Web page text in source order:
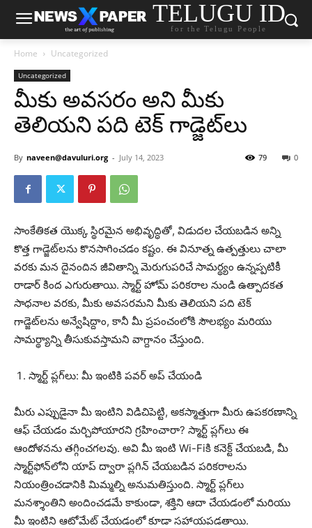
TELUGU ID
for the Telugu People
Home Uncategorized
Uncategorized
మీకు అవసరం అని మీకు
తెలియని పది టెక్ గాడ్జెట్‌లు
By naveen@davuluri.org - July 14, 2023 0
79
సాంకేతికత యొక్క స్థిరమైన అభివృద్ధితో, విడుదల చేయబడిన అన్ని
కొత్త గాడ్జెట్‌లను కొనసాగించడం కష్టం. ఈ వినూత్న ఉత్పత్తులు చాలా
వరకు మన దైనందిన జీవితాన్ని మెరుగుపరిచే సామర్థ్యం ఉన్నప్పటికీ
రాడార్ కింద ఎగురుతాయి. స్మార్ట్ హోమ్ పరికరాల నుండి ఉత్పాదకత
సాధనాల వరకు, మీకు అవసరమని మీకు తెలియని పది టెక్
గాడ్జెట్‌లను అన్వేషిద్దాం, కానీ మీ ప్రపంచంలోకి సౌలభ్యం మరియు
సామర్థ్యాన్ని తీసుకువస్తామని వాగ్దానం చేస్తుంది.
స్మార్ట్ ప్లగ్‌లు: మీ ఇంటికి పవర్ అప్ చేయండి
మీరు ఎప్పుడైనా మీ ఇంటిని విడిచిపెట్టి, అకస్మాత్తుగా మీరు ఉపకరణాన్ని
ఆఫ్ చేయడం మర్చిపోయారని గ్రహించారా? స్మార్ట్ ప్లగ్‌లు ఈ
ఆందోళనను తగ్గించగలవు. అవి మీ ఇంటి Wi-Fiకి కనెక్ట్ చేయబడి, మీ
స్మార్ట్‌ఫోన్‌లోని యాప్ ద్వారా ప్లగిన్ చేయబడిన పరికరాలను
నియంత్రించడానికి మిమ్మల్ని అనుమతిస్తుంది. స్మార్ట్ ప్లగ్‌లు
మనశ్శాంతిని అందించడమే కాకుండా, శక్తిని ఆదా చేయడంలో మరియు
మీ ఇంటిని ఆటోమేట్ చేయడంలో కూడా సహాయపడతాయి.